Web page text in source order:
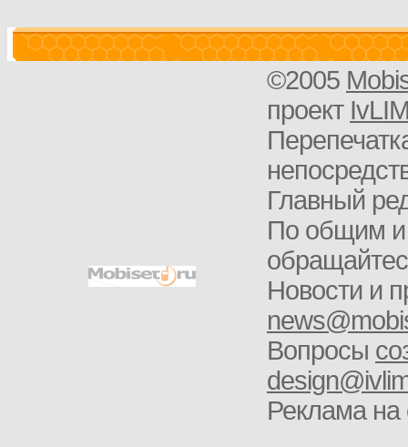
©2005
проект
Главный
По общим и
Новости и
Вопросы
Реклама на